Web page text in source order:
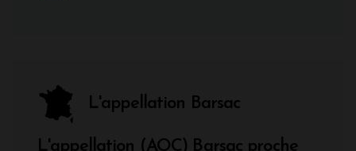
L'appellation Barsac
L'appellation (AOC) Barsac proche